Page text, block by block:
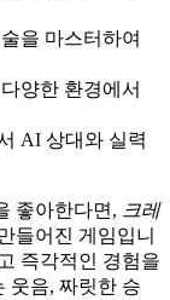
을 마스터하여
양한 환경에서
AI 상대와 실력
좋아한다면, 크레
들어진 게임입니
즉각적인 경험을
웃음, 짜릿한 승